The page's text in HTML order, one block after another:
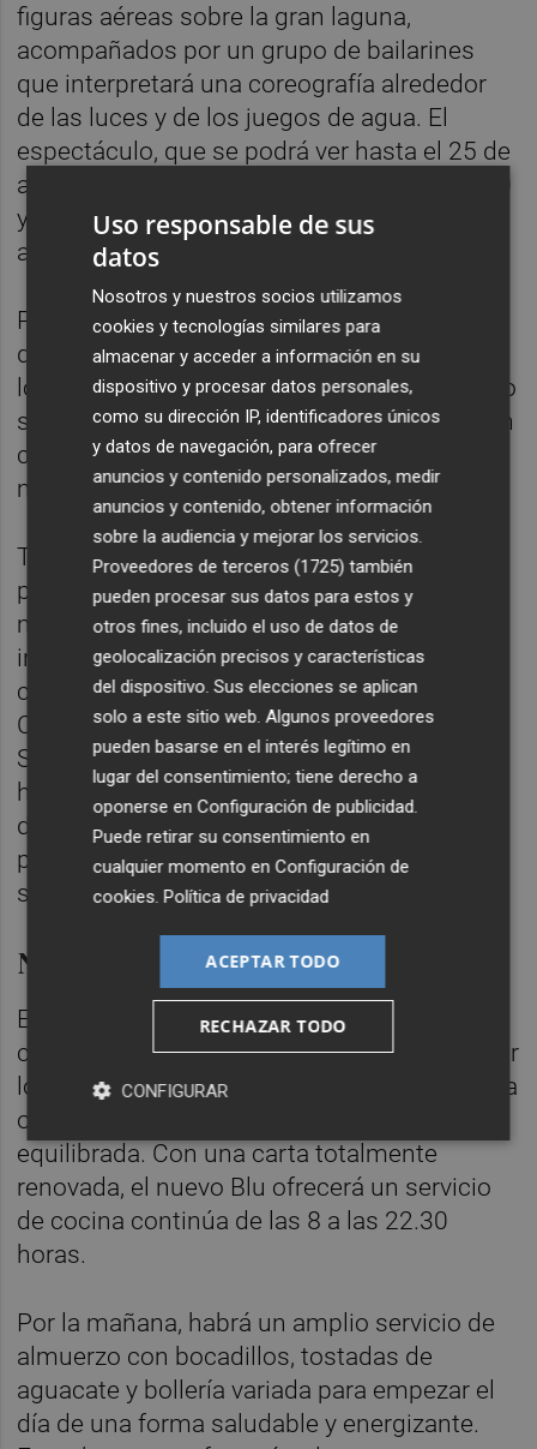
figuras aéreas sobre la gran laguna,
acompañados por un grupo de bailarines
que interpretará una coreografía alrededor
de las luces y de los juegos de agua. El
espectáculo, que se podrá ver hasta el 25 de
agosto, tendrá dos pases diarios: a las 11.40
y a las 21.40. El show podrá verse
adquiriendo cualquier modalidad de acceso.
Paralelamente, con el Acceso Premium se
dará acceso las ‘Champagne Sesions’ todos
los viernes y sábados, y del 9 al 25 de agosto
se trasladarán a la laguna exterior y contarán
con un show especial con artistas y la
música en directo de un DJ.
También, los talleres 'wellness' ampliarán su
programación de boles tibetanos y
mindfulness, y estrenarán una innovadora e
inédita versión de mindfulness en el agua
con música creada exclusivamente para
Caldea por el compositor catalán David
Sitges Sardà, máster en musicoterapia, que
ha diseñado música para eventos y espots
de empresas como PortAventura y ha
participado en la creación de bandas
sonoras de películas y documentales.
Nuevo concepto gastronómico
El mismo 27 de julio, el restaurante Blu
comienza una nueva etapa que pone en valor
los sabores de los productos de la tierra para
ofrecer una cocina actual, desenfadada y
equilibrada. Con una carta totalmente
renovada, el nuevo Blu ofrecerá un servicio
de cocina continúa de las 8 a las 22.30
horas.
Por la mañana, habrá un amplio servicio de
almuerzo con bocadillos, tostadas de
aguacate y bollería variada para empezar el
día de una forma saludable y energizante.
Uso responsable de sus
datos
Nosotros y nuestros socios utilizamos
cookies y tecnologías similares para
almacenar y acceder a información en su
dispositivo y procesar datos personales,
como su dirección IP, identificadores únicos
y datos de navegación, para ofrecer
anuncios y contenido personalizados, medir
anuncios y contenido, obtener información
sobre la audiencia y mejorar los servicios.
Proveedores de terceros (1725) también
pueden procesar sus datos para estos y
otros fines, incluido el uso de datos de
geolocalización precisos y características
del dispositivo. Sus elecciones se aplican
solo a este sitio web. Algunos proveedores
pueden basarse en el interés legítimo en
lugar del consentimiento; tiene derecho a
oponerse enConfiguración de publicidad.
Puede retirar su consentimiento en
cualquier momento enConfiguración de
cookies.Política de privacidad
ACEPTAR TODO
RECHAZAR TODO
CONFIGURAR